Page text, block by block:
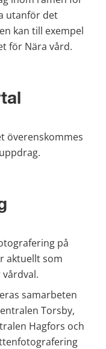
utanför det
kan till exempel
för Nära vård.
överenskommes
på
aktuellt som
samarbeten
Torsby,
Hagfors och